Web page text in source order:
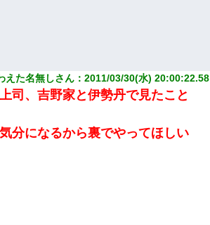
えた名無しさん ：2011/03/30(水)
司、吉野家と伊勢丹で見たこと
分になるから裏でやってほしい